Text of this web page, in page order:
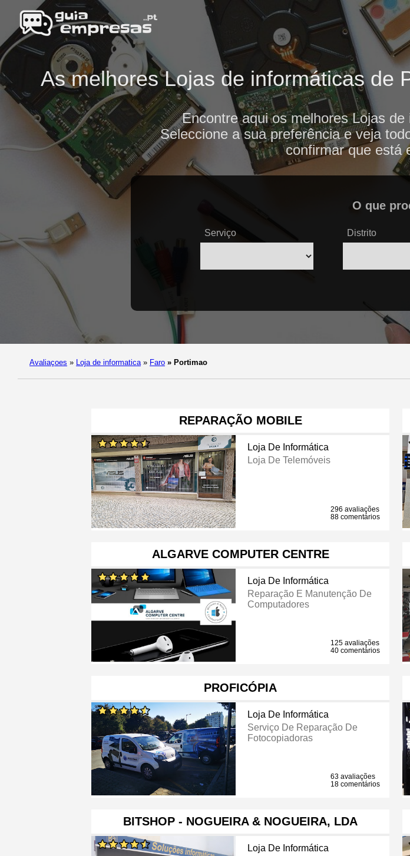
As melhores Lojas de informáticas de
Encontre aqui os melhores Lojas
Seleccione a sua preferência e veja
confirmar que está
O que
Serviço Distrito
Avaliaçoes » Loja de informatica » Faro » Portimao
REPARAÇÃO MOBILE
Loja De Informática
Loja De Telemóveis
296 avaliações
88 comentários
ALGARVE COMPUTER CENTRE
Loja De Informática
Reparação E Manutenção De
Computadores
125 avaliações
40 comentários
PROFICÓPIA
Loja De Informática
Serviço De Reparação De
Fotocopiadoras
63 avaliações
18 comentários
BITSHOP - NOGUEIRA & NOGUEIRA, LDA
Loja De Informática